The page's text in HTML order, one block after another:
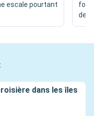
escale pourtant
dans les îles